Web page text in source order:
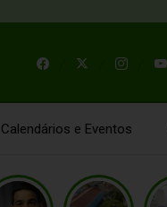
Calendários e Eventos